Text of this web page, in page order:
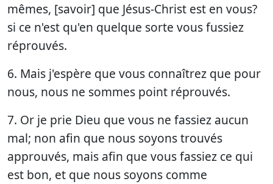
mêmes, [savoir] que Jésus-Christ est en vous?
si ce n'est qu'en quelque sorte vous fussiez
réprouvés.
6. Mais j'espère que vous connaîtrez que pour
nous, nous ne sommes point réprouvés.
7. Or je prie Dieu que vous ne fassiez aucun
mal; non afin que nous soyons trouvés
approuvés, mais afin que vous fassiez ce qui
est bon, et que nous soyons comme